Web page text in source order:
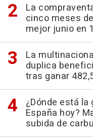
La
cinco meses
mejor junio en
La
duplica
tras ganar
¿Dónde está
España hoy?
subida de